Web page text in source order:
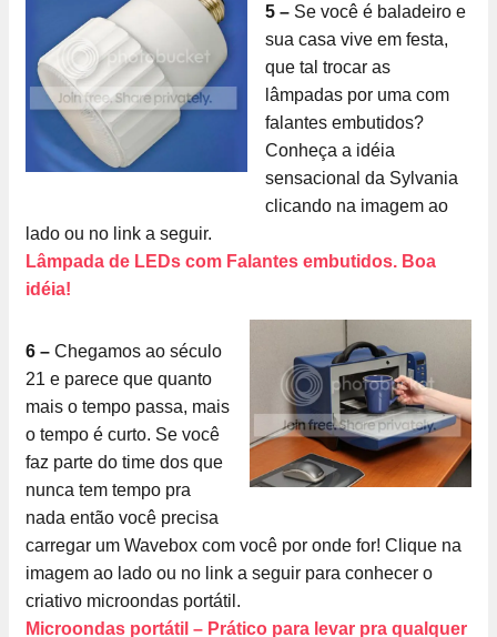
5 – Se você é baladeiro e
sua casa vive em festa,
que tal trocar as
lâmpadas por uma com
falantes embutidos?
Conheça a idéia
sensacional da Sylvania
clicando na imagem ao
lado ou no link a seguir.
Lâmpada de LEDs com Falantes embutidos. Boa
idéia!
6 – Chegamos ao século
21 e parece que quanto
mais o tempo passa, mais
o tempo é curto. Se você
faz parte do time dos que
nunca tem tempo pra
nada então você precisa
carregar um Wavebox com você por onde for! Clique na
imagem ao lado ou no link a seguir para conhecer o
criativo microondas portátil.
Microondas portátil – Prático para levar pra qualquer